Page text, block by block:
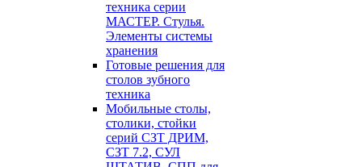
техника серии
МАСТЕР. Стулья.
Элементы системы
хранения
Готовые решения для
столов зубного
техника
Мобильные столы,
столики, стойки
серий СЗТ ДРИМ,
СЗТ 7.2, СУЛ